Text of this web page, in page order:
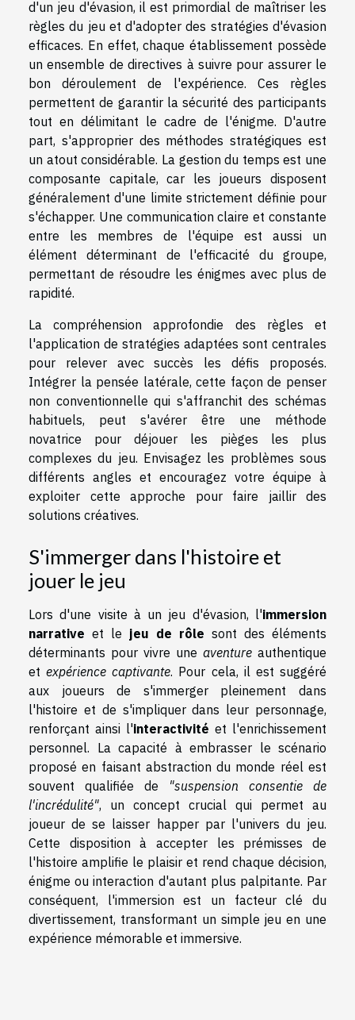
d'un jeu d'évasion, il est primordial de maîtriser les
règles du jeu et d'adopter des stratégies d'évasion
efficaces. En effet, chaque établissement possède
un ensemble de directives à suivre pour assurer le
bon déroulement de l'expérience. Ces règles
permettent de garantir la sécurité des participants
tout en délimitant le cadre de l'énigme. D'autre
part, s'approprier des méthodes stratégiques est
un atout considérable. La gestion du temps est une
composante capitale, car les joueurs disposent
généralement d'une limite strictement définie pour
s'échapper. Une communication claire et constante
entre les membres de l'équipe est aussi un
élément déterminant de l'efficacité du groupe,
permettant de résoudre les énigmes avec plus de
rapidité.
La compréhension approfondie des règles et
l'application de stratégies adaptées sont centrales
pour relever avec succès les défis proposés.
Intégrer la pensée latérale, cette façon de penser
non conventionnelle qui s'affranchit des schémas
habituels, peut s'avérer être une méthode
novatrice pour déjouer les pièges les plus
complexes du jeu. Envisagez les problèmes sous
différents angles et encouragez votre équipe à
exploiter cette approche pour faire jaillir des
solutions créatives.
S'immerger dans l'histoire et
jouer le jeu
Lors d'une visite à un jeu d'évasion, l'immersion
narrative et le jeu de rôle sont des éléments
déterminants pour vivre une aventure authentique
etexpérience captivante. Pour cela, il est suggéré
aux joueurs de s'immerger pleinement dans
l'histoire et de s'impliquer dans leur personnage,
renforçant ainsi l'interactivité et l'enrichissement
personnel. La capacité à embrasser le scénario
proposé en faisant abstraction du monde réel est
souvent qualifiée de "suspension consentie de
l'incrédulité", un concept crucial qui permet au
joueur de se laisser happer par l'univers du jeu.
Cette disposition à accepter les prémisses de
l'histoire amplifie le plaisir et rend chaque décision,
énigme ou interaction d'autant plus palpitante. Par
conséquent, l'immersion est un facteur clé du
divertissement, transformant un simple jeu en une
expérience mémorable et immersive.